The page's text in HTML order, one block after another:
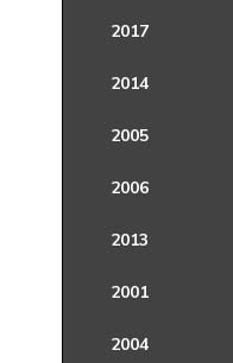
2017
2014
2005
2006
2013
2001
2004